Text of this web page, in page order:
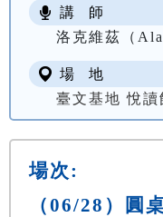
講 師
洛克維茲（
場 地
臺文基地 悅讀
場次:
（06/28）圓